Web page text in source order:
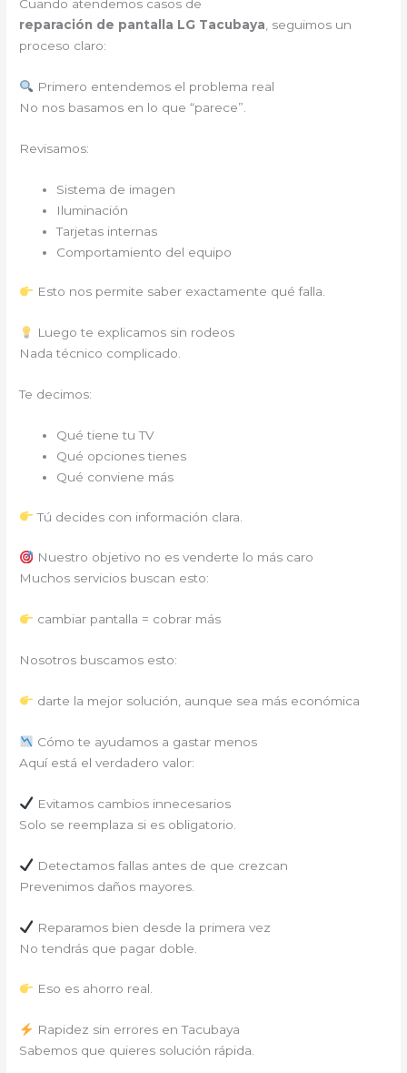
Cuando atendemos casos de
reparación de pantalla LG Tacubaya, seguimos un
proceso claro:
Primero entendemos el problema real
No nos basamos en lo que “parece”.
Revisamos:
Sistema de imagen
Iluminación
Tarjetas internas
Comportamiento del equipo
Esto nos permite saber exactamente qué falla.
Luego te explicamos sin rodeos
Nada técnico complicado.
Te decimos:
Qué tiene tu TV
Qué opciones tienes
Qué conviene más
Tú decides con información clara.
Nuestro objetivo no es venderte lo más caro
Muchos servicios buscan esto:
cambiar pantalla = cobrar más
Nosotros buscamos esto:
darte la mejor solución, aunque sea más económica
Cómo te ayudamos a gastar menos
Aquí está el verdadero valor:
Evitamos cambios innecesarios
Solo se reemplaza si es obligatorio.
Detectamos fallas antes de que crezcan
Prevenimos daños mayores.
Reparamos bien desde la primera vez
No tendrás que pagar doble.
Eso es ahorro real.
Rapidez sin errores en Tacubaya
Sabemos que quieres solución rápida.